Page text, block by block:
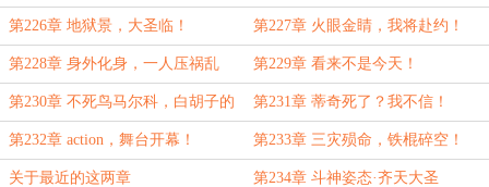
第226章 地狱景，大圣临！ 第227章 火眼金睛，我将赴约！
第228章 身外化身，一人压祸乱 第229章 看来不是今天！
第230章 不死鸟马尔科，白胡子的
邀请！
第231章 蒂奇死了？我不信！
第232章 action，舞台开幕！ 第233章 三灾殒命，铁棍碎空！
关于最近的这两章 第234章 斗神姿态·齐天大圣